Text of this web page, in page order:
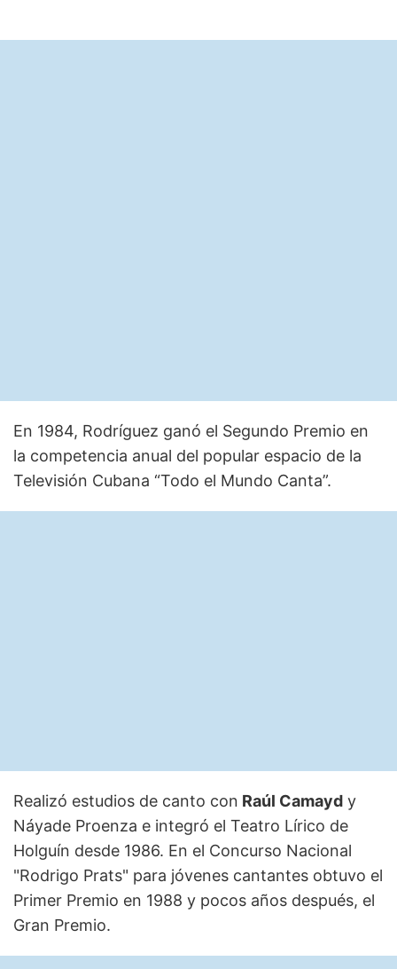
En 1984, Rodríguez ganó el Segundo Premio en
la competencia anual del popular espacio de la
Televisión Cubana “Todo el Mundo Canta”.
Realizó estudios de canto con Raúl Camayd y
Náyade Proenza e integró el Teatro Lírico de
Holguín desde 1986. En el Concurso Nacional
"Rodrigo Prats" para jóvenes cantantes obtuvo el
Primer Premio en 1988 y pocos años después, el
Gran Premio.